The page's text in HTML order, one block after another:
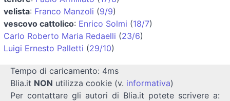
velista: Franco Manzoli (9/9)
vescovo cattolico: Enrico Solmi (18/7)
Carlo Roberto Maria Redaelli (23/6)
Luigi Ernesto Palletti (29/10)
Tempo di caricamento: 4ms
Blia.it NON utilizza cookie (v. informativa)
Per contattare gli autori di Blia.it potete scrivere a: